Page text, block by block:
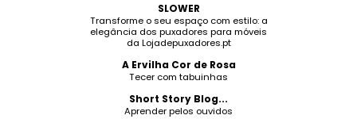
SLOWER
Transforme o seu espaço com estilo: a
elegância dos puxadores para móveis
da Lojadepuxadores.pt
A Ervilha Cor de Rosa
Tecer com tabuinhas
Short Story Blog...
Aprender pelos ouvidos